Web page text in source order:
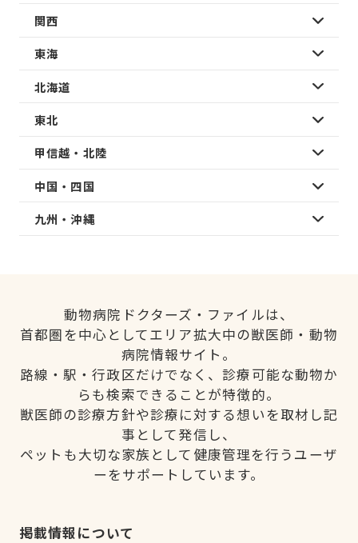
関西
東海
北海道
東北
甲信越・北陸
中国・四国
九州・沖縄
動物病院ドクターズ・ファイルは、
首都圏を中心としてエリア拡大中の獣医師・動物
病院情報サイト。
路線・駅・行政区だけでなく、診療可能な動物か
らも検索できることが特徴的。
獣医師の診療方針や診療に対する想いを取材し記
事として発信し、
ペットも大切な家族として健康管理を行うユーザ
ーをサポートしています。
掲載情報について